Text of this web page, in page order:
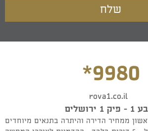
שלח
*9980
rova1.co.il
ממחיר הדירה והיתרה בתנאים מיוחדים